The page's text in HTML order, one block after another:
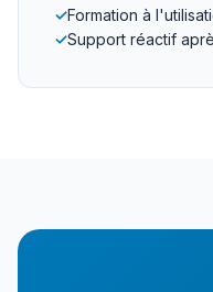
✓Formation à
✓Support réactif